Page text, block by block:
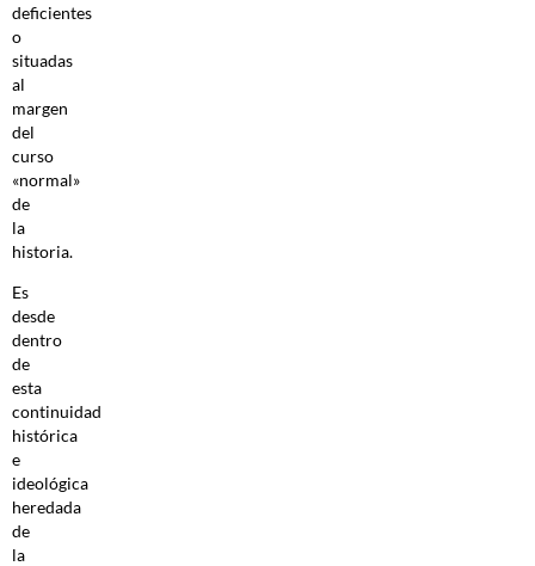
deficientes
o
situadas
al
margen
del
curso
«normal»
de
la
historia.
Es
desde
dentro
de
esta
continuidad
histórica
e
ideológica
heredada
de
la